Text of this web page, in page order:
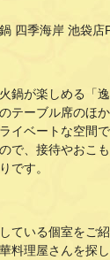
四季海岸 池袋店
鍋が楽しめる「
テーブル席のほ
イベートな空間
で、接待やおこ
です。
ている個室をご
料理屋さんを探